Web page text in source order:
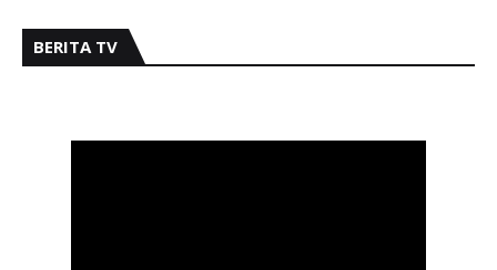
BERITA TV